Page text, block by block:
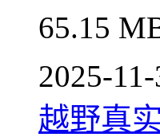
65.15
2025-
越野真